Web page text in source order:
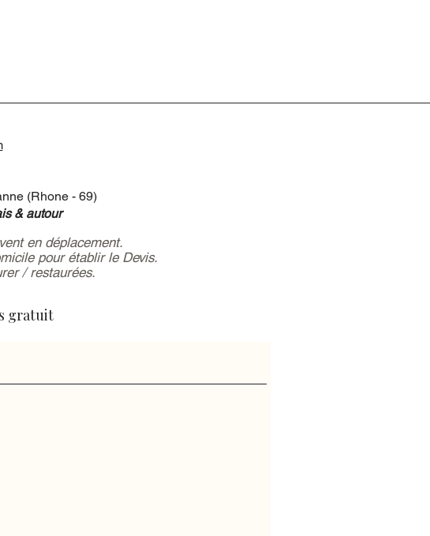
(Rhone - 69)
& autour
en déplacement.
pour établir le Devis.
/ restaurées.
gratuit